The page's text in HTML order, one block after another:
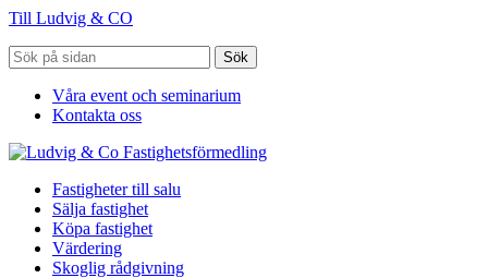
Till Ludvig & CO
Sök
Våra event och seminarium
Kontakta oss
Fastigheter till salu
Sälja fastighet
Köpa fastighet
Värdering
Skoglig rådgivning